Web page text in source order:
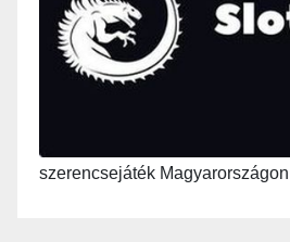
szerencsejáték Magyarországon